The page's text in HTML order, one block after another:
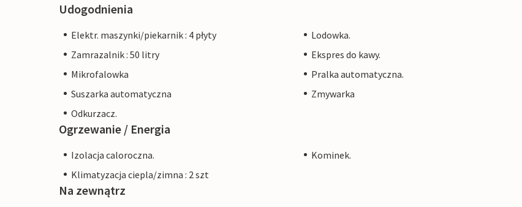
Udogodnienia
Elektr. maszynki/piekarnik : 4 płyty
Lodowka.
Zamrazalnik : 50 litry
Ekspres do kawy.
Mikrofalowka
Pralka automatyczna.
Suszarka automatyczna
Zmywarka
Odkurzacz.
Ogrzewanie / Energia
Izolacja caloroczna.
Kominek.
Klimatyzacja ciepla/zimna : 2 szt
Na zewnątrz